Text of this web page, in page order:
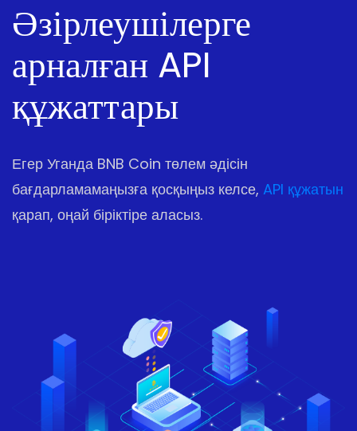
Әзірлеушілерге
арналған API
құжаттары
Егер Уганда BNB Coin төлем әдісін
бағдарламамаңызға қосқыңыз келсе, API құжатын
қарап, оңай біріктіре аласыз.